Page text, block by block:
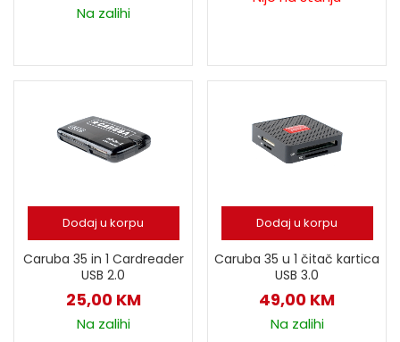
Na zalihi
Dodaj u korpu
Caruba 35 in 1 Cardreader
USB 2.0
25,00 KM
Na zalihi
Dodaj u korpu
Caruba 35 u 1 čitač kartica
USB 3.0
49,00 KM
Na zalihi